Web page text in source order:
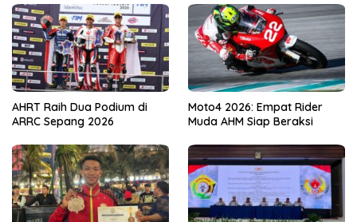
AHRT Raih Dua Podium di
ARRC Sepang 2026
Moto4 2026: Empat Rider
Muda AHM Siap Beraksi